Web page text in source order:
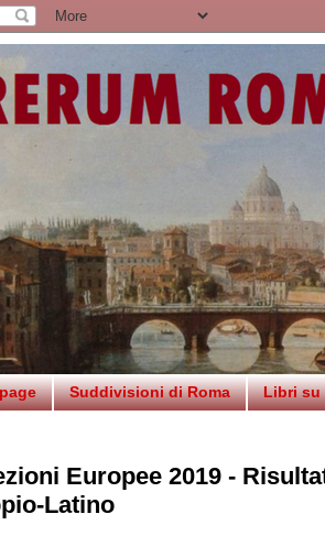
Suddivisioni di Roma Libri su
Europee 2019 -
Latino